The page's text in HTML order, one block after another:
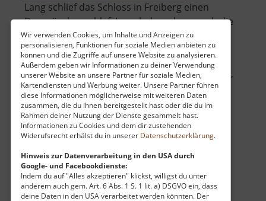
Wir verwenden Cookies, um Inhalte und Anzeigen zu
personalisieren, Funktionen für soziale Medien anbieten zu
können und die Zugriffe auf unsere Website zu analysieren.
Außerdem geben wir Informationen zu deiner Verwendung
unserer Website an unsere Partner für soziale Medien,
Kartendiensten und Werbung weiter. Unsere Partner führen
diese Informationen möglicherweise mit weiteren Daten
zusammen, die du ihnen bereitgestellt hast oder die du im
Rahmen deiner Nutzung der Dienste gesammelt hast.
Informationen zu Cookies und dem dir zustehenden
Widerufsrecht erhälst du in unserer Datenschutzerklärung.
Hinweis zur Datenverarbeitung in den USA durch
Google- und Facebookdienste:
Indem du auf "Alles akzeptieren" klickst, willigst du unter
anderem auch gem. Art. 6 Abs. 1 S. 1 lit. a) DSGVO ein, dass
deine Daten in den USA verarbeitet werden könnten. Der
Lang schlief das Schloss in Freiberg einen
Dornröschenschlaf. Lang haben dann auch die
Sanierungsarbeiten gedauert, doch seit 20018
erstrahlt das Schloss in neuem Glanz. Einen
Blick auf die alten Mauern vor Beginn der
Arbeiten zeigen alte Fotos in der Galerie weiter
unten.
Mit Beginn ergieb.. »weiterlesenüber
Schloss
Mariahilf-Stollen
Štola Marie Pomocné / Böhmisches Erzgebirge